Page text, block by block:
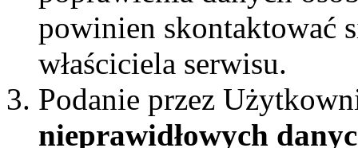
powinien skontaktować
właściciela serwisu.
Podanie przez
nieprawidłowych